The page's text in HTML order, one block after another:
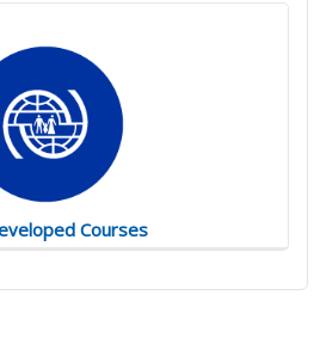
IOM-Developed Courses